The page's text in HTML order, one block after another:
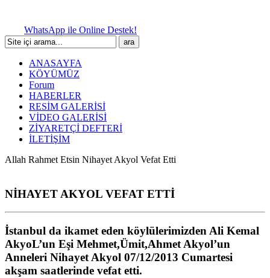
WhatsApp ile Online Destek!
ANASAYFA
KÖYÜMÜZ
Forum
HABERLER
RESİM GALERİSİ
VİDEO GALERİSİ
ZİYARETÇİ DEFTERİ
İLETİŞİM
Allah Rahmet Etsin Nihayet Akyol Vefat Etti
NİHAYET AKYOL VEFAT ETTİ
İstanbul da ikamet eden köylülerimizden Ali Kemal
AkyoL’un Eşi Mehmet,Ümit,Ahmet Akyol’un
Anneleri Nihayet Akyol 07/12/2013 Cumartesi
akşam saatlerinde vefat etti.